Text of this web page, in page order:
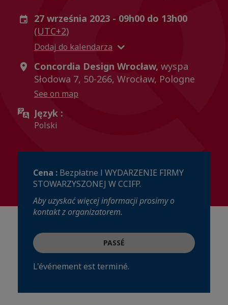
27 września 2023 - 09h00 do 13h00
(UTC+2)
Dodaj do kalendarza
Concordia Design Wrocław, wyspa
Słodowa 7, 50-266, Wrocław, Pologne
See on map
Język :
Polski
Cena : Bezpłatne l WYDARZENIE FIRMY
STOWARZYSZONEJ W CCIFP.
Aby uzyskać więcej informacji prosimy o
kontakt z organizatorem.
PASSÉ
L'événement est terminé.